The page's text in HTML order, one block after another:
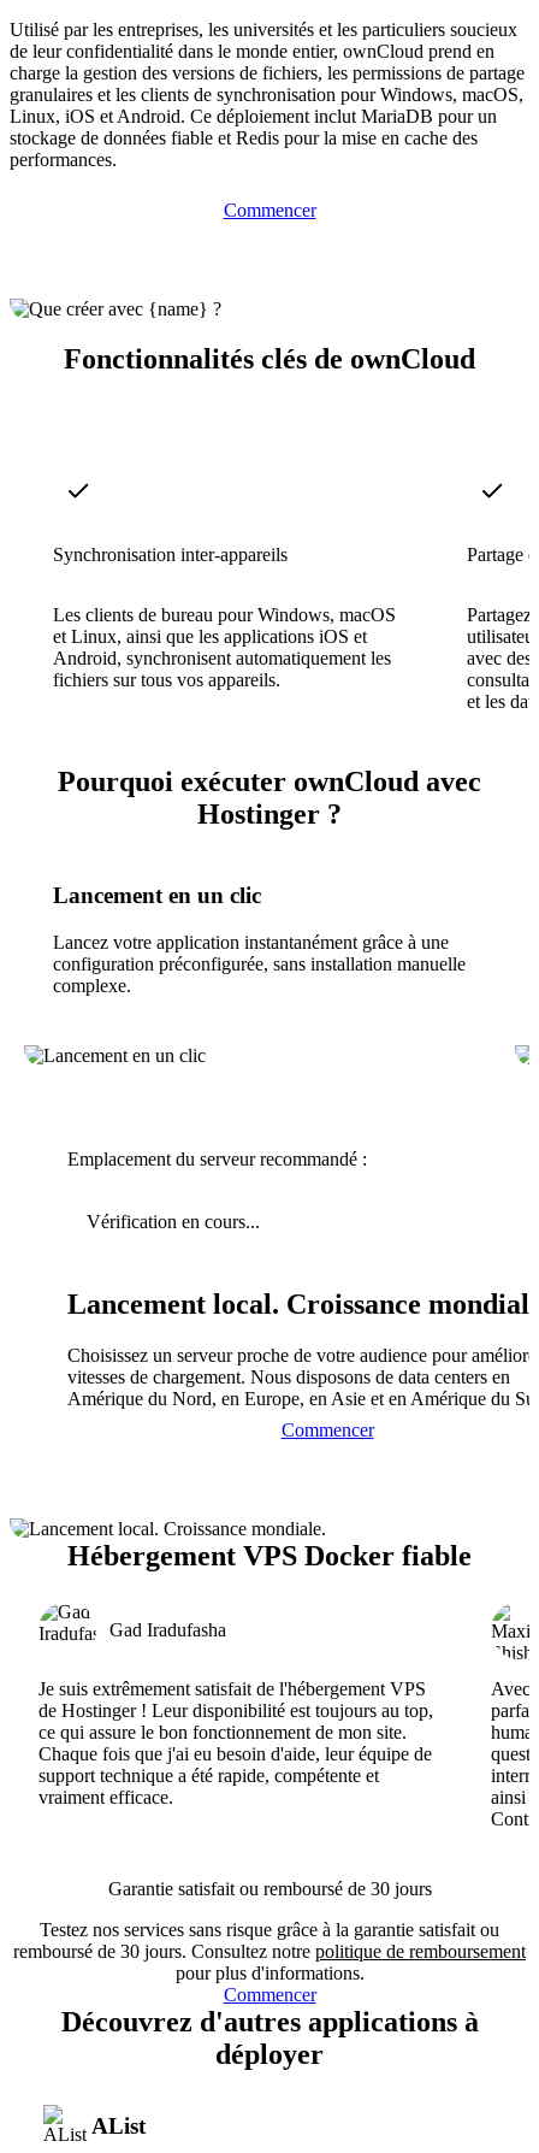
Utilisé par les entreprises, les universités et les particuliers soucieux
de leur confidentialité dans le monde entier, ownCloud prend en
charge la gestion des versions de fichiers, les permissions de partage
granulaires et les clients de synchronisation pour Windows, macOS,
Linux, iOS et Android. Ce déploiement inclut MariaDB pour un
stockage de données fiable et Redis pour la mise en cache des
performances.
Commencer
Fonctionnalités clés de ownCloud
Synchronisation inter-appareils
Les clients de bureau pour Windows, macOS
et Linux, ainsi que les applications iOS et
Android, synchronisent automatiquement les
fichiers sur tous vos appareils.
Partage
Partagez
avec des
et les
Pourquoi exécuter ownCloud avec
Hostinger ?
Lancement en un clic
Lancez votre application instantanément grâce à une
configuration préconfigurée, sans installation manuelle
complexe.
Emplacement du serveur recommandé :
Vérification en cours...
Lancement local. Croissance
Choisissez un serveur proche de votre audience pour
vitesses de chargement. Nous disposons de data centers en
Amérique du Nord, en Europe, en Asie et en Amérique du
Commencer
Hébergement VPS Docker fiable
Gad Iradufasha
Je suis extrêmement satisfait de l'hébergement VPS
de Hostinger ! Leur disponibilité est toujours au top,
ce qui assure le bon fonctionnement de mon site.
Chaque fois que j'ai eu besoin d'aide, leur équipe de
support technique a été rapide, compétente et
vraiment efficace.
Avec
ainsi
Garantie satisfait ou remboursé de 30 jours
Testez nos services sans risque grâce à la garantie satisfait ou
remboursé de 30 jours. Consultez notre politique de remboursement
pour plus d'informations.
Commencer
Découvrez d'autres applications à
déployer
AList